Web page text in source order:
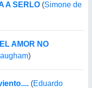
A SERLO (Simone de
AMOR NO
)
(Eduardo